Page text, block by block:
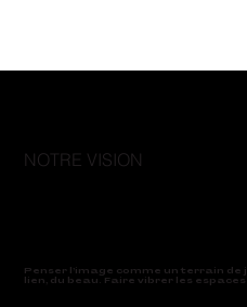
NOTRE VISION
Penser l’image comme un terrain de
lien, du beau. Faire vibrer les espaces